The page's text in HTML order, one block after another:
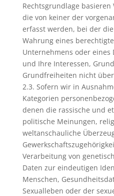
Rechtsgrundlage
die von keiner der
erfasst werden, bei der
Wahrung eines
Unternehmens oder
und Ihre Interessen,
Grundfreiheiten nicht
2.3. Sofern wir in
Kategorien
denen die rassische und
politische Meinungen,
weltanschauliche
Verarbeitung von
Daten zur eindeutigen
Menschen,
Sexualleben oder der